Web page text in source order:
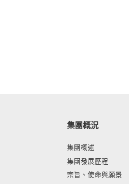
集團概況
集團概述
集團發展歷程
宗旨、使命與願景